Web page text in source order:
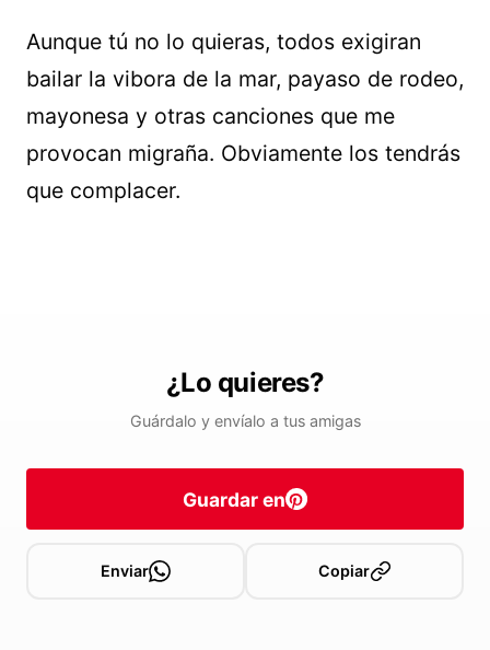
Aunque tú no lo quieras, todos exigiran
bailar la vibora de la mar, payaso de rodeo,
mayonesa y otras canciones que me
provocan migraña. Obviamente los tendrás
que complacer.
¿Lo quieres?
Guárdalo y envíalo a tus amigas
Guardar en
Enviar Copiar